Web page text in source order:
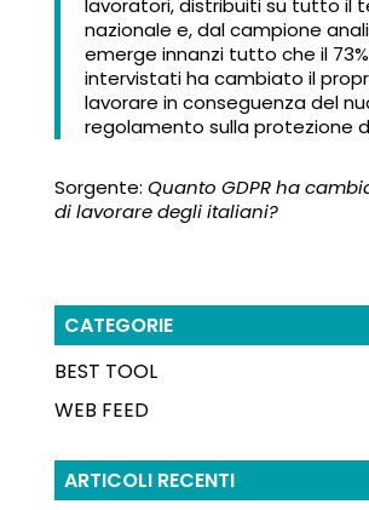
lavoratori, distribuiti su tutto il
nazionale e, dal campione
emerge innanzi tutto che il
intervistati ha cambiato il
lavorare in conseguenza del
regolamento sulla protezione
Sorgente: Quanto GDPR ha
di lavorare degli italiani?
CATEGORIE
BEST TOOL
WEB FEED
ARTICOLI RECENTI